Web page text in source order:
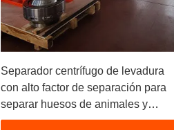
Separador centrífugo de levadura
con alto factor de separación para
separar huesos de animales y
residuos vegetales